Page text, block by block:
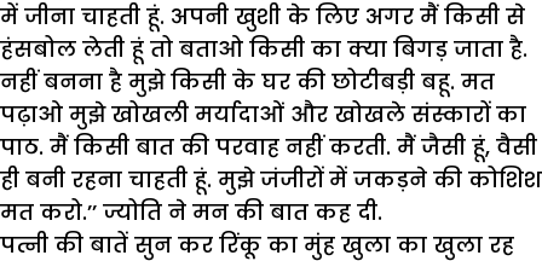
में जीना चाहती हूं. अपनी खुशी के लिए अगर मैं किसी से
हंसबोल लेती हूं तो बताओ किसी का क्या बिगड़ जाता है.
नहीं बनना है मुझे किसी के घर की छोटीबड़ी बहू. मत
पढ़ाओ मुझे खोखली मर्यादाओं और खोखले संस्कारों का
पाठ. मैं किसी बात की परवाह नहीं करती. मैं जैसी हूं, वैसी
ही बनी रहना चाहती हूं. मुझे जंजीरों में जकड़ने की कोशिश
मत करो.’’ ज्योति ने मन की बात कह दी.
पत्नी की बातें सुन कर रिंकू का मुंह खुला का खुला रह